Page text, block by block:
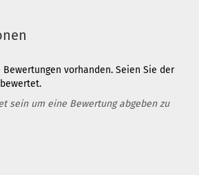
vorhanden. Seien Sie der
sein um eine Bewertung abgeben zu